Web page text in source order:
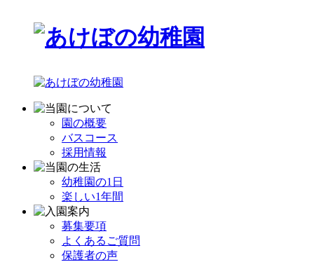
園の概要
バスコース
採用情報
幼稚園の1日
楽しい1年間
募集要項
よくあるご質問
保護者の声